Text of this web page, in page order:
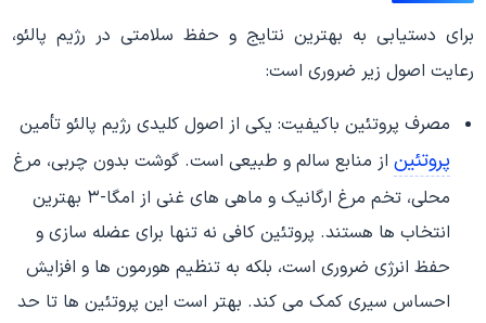
برای دستیابی به بهترین نتایج و حفظ سلامتی در رژیم پالئو،
رعایت اصول زیر ضروری است:
مصرف پروتئین باکیفیت: یکی از اصول کلیدی رژیم پالئو تأمین
پروتئین از منابع سالم و طبیعی است. گوشت بدون چربی، مرغ
محلی، تخم مرغ ارگانیک و ماهی های غنی از امگا-۳ بهترین
انتخاب ها هستند. پروتئین کافی نه تنها برای عضله سازی و
حفظ انرژی ضروری است، بلکه به تنظیم هورمون ها و افزایش
احساس سیری کمک می کند. بهتر است این پروتئین ها تا حد